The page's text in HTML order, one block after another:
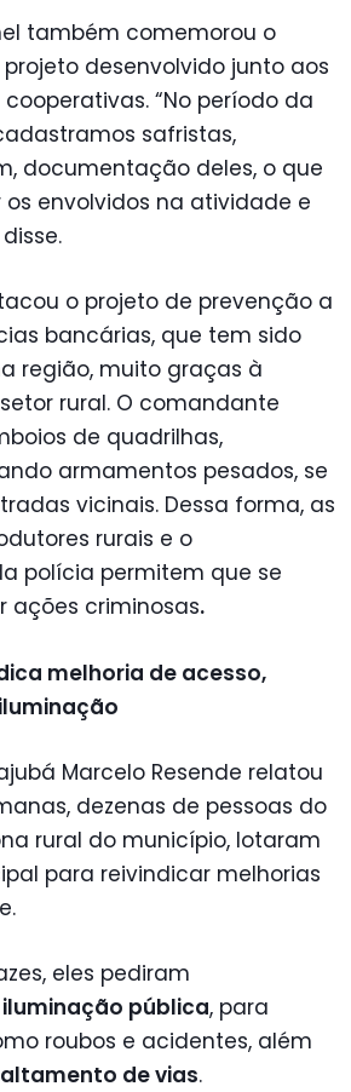
também comemorou o
desenvolvido junto aos
“No período da
safristas,
documentação deles, o que
envolvidos na atividade e
o projeto de prevenção a
bancárias, que tem sido
região, muito graças à
rural. O comandante
de quadrilhas,
armamentos pesados, se
vicinais. Dessa forma, as
rurais e o
polícia permitem que se
ações criminosas.
melhoria de acesso,
Marcelo Resende relatou
dezenas de pessoas do
rural do município, lotaram
para reivindicar melhorias
eles pediram
pública, para
roubos e acidentes, além
de vias.